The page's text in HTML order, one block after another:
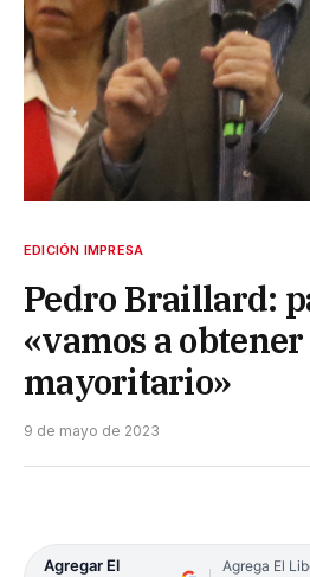
EDICIÓN IMPRESA
Pedro Braillard:
«vamos a
mayoritario»
9 de mayo de 2023
Agregar El
Agrega El